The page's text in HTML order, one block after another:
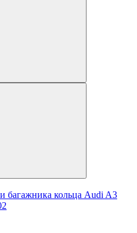
багажника кольца Audi A3